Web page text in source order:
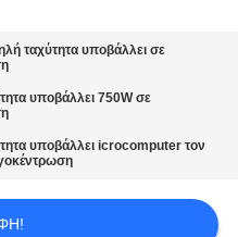
ταχύτητα υποβάλλει σε
υποβάλλει 750W σε
υποβάλλει icrocomputer τον